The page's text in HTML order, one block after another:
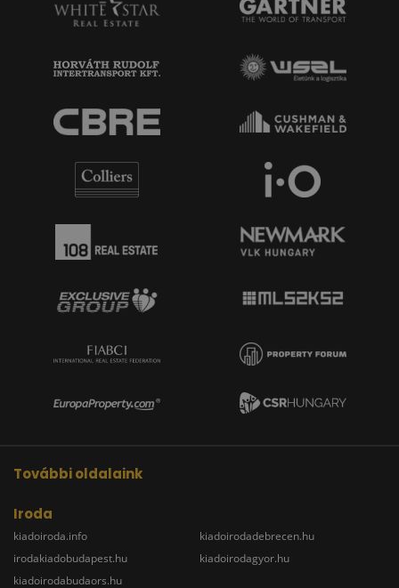
További oldalaink
Iroda
kiadoiroda.info
irodakiadobudapest.hu
kiadoirodabudaors.hu
kiadoirodadebrecen.hu
kiadoirodagyor.hu